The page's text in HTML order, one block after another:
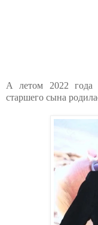
А летом 2022
старшего сына